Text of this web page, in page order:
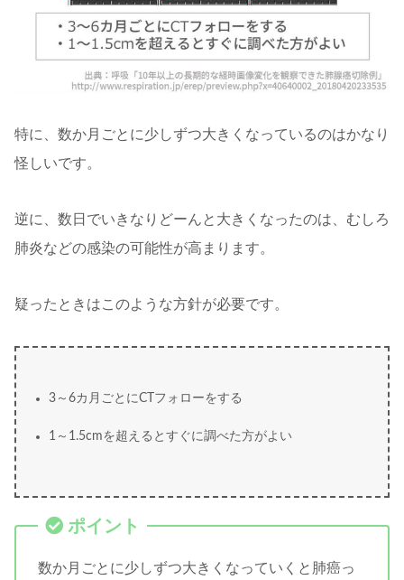
特に、数か月ごとに少しずつ大きくなっているのはかなり
怪しいです。
逆に、数日でいきなりどーんと大きくなったのは、むしろ
肺炎などの感染の可能性が高まります。
疑ったときはこのような方針が必要です。
3～6カ月ごとにCTフォローをする
1～1.5cmを超えるとすぐに調べた方がよい
数か月ごとに少しずつ大きくなっていくと肺癌っ